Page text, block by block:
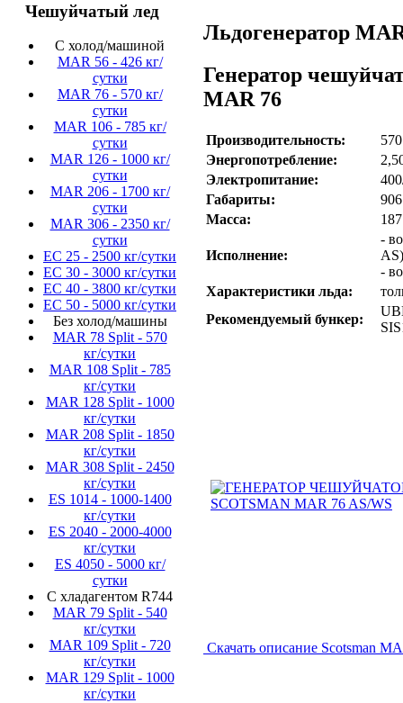
Чешуйчатый лед
С холод/машиной
MAR 56 - 426 кг/
сутки
MAR 76 - 570 кг/
сутки
MAR 106 - 785 кг/
сутки
MAR 126 - 1000 кг/
сутки
MAR 206 - 1700 кг/
сутки
MAR 306 - 2350 кг/
сутки
EC 25 - 2500 кг/сутки
EC 30 - 3000 кг/сутки
EC 40 - 3800 кг/сутки
EC 50 - 5000 кг/сутки
Без холод/машины
MAR 78 Split - 570
кг/сутки
MAR 108 Split - 785
кг/сутки
MAR 128 Split - 1000
кг/сутки
MAR 208 Split - 1850
кг/сутки
MAR 308 Split - 2450
кг/сутки
ES 1014 - 1000-1400
кг/сутки
ES 2040 - 2000-4000
кг/сутки
ES 4050 - 5000 кг/
сутки
C хладагентом R744
MAR 79 Split - 540
кг/сутки
MAR 109 Split - 720
кг/сутки
MAR 129 Split - 1000
кг/сутки
Льдогенератор
Генератор
MAR 76
Производительность:
Энергопотребление:
Электропитание:
Габариты:
Масса:
Исполнение:
-
AS)
-
Характеристики льда:
Рекомендуемый бункер:
Скачать описание Scotsman